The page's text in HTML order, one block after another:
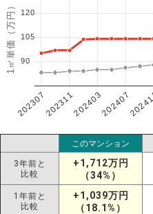
1㎡単価（万円）
202307202311202403202407
90
105
120
このマンション
3年前と
比較
+1,712万円
（34%）
1年前と
比較
+1,039万円
（18.1%）